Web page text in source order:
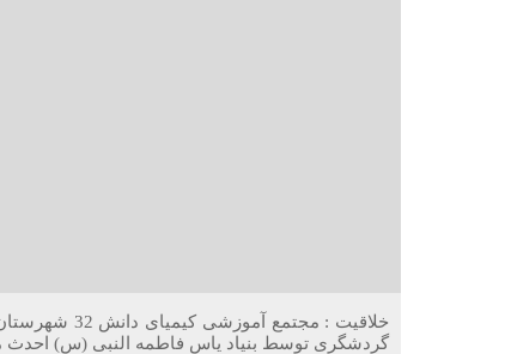
خلاقیت :
گردشگری توسط بنیاد یاس فاطمه النبی (س)